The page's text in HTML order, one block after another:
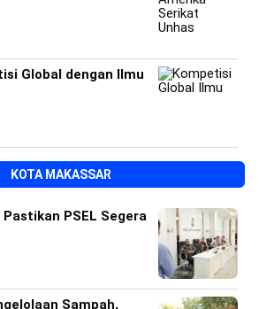
Global dengan Ilmu
KOTA MAKASSAR
PSEL Segera
Sampah,